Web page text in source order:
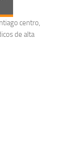
centro,
de alta